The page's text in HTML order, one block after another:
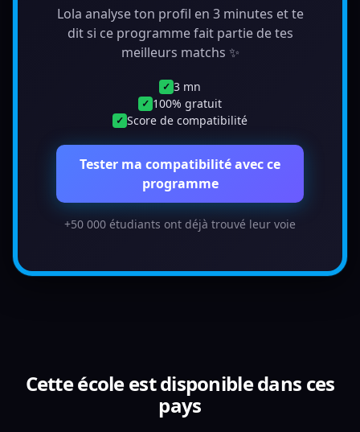
Lola analyse ton profil en 3 minutes et te
dit si ce programme fait partie de tes
meilleurs matchs ✨
✓ 3 mn
✓ 100% gratuit
✓ Score de compatibilité
Tester ma compatibilité avec ce
programme
+50 000 étudiants ont déjà trouvé leur voie
Cette école est disponible dans ces
pays